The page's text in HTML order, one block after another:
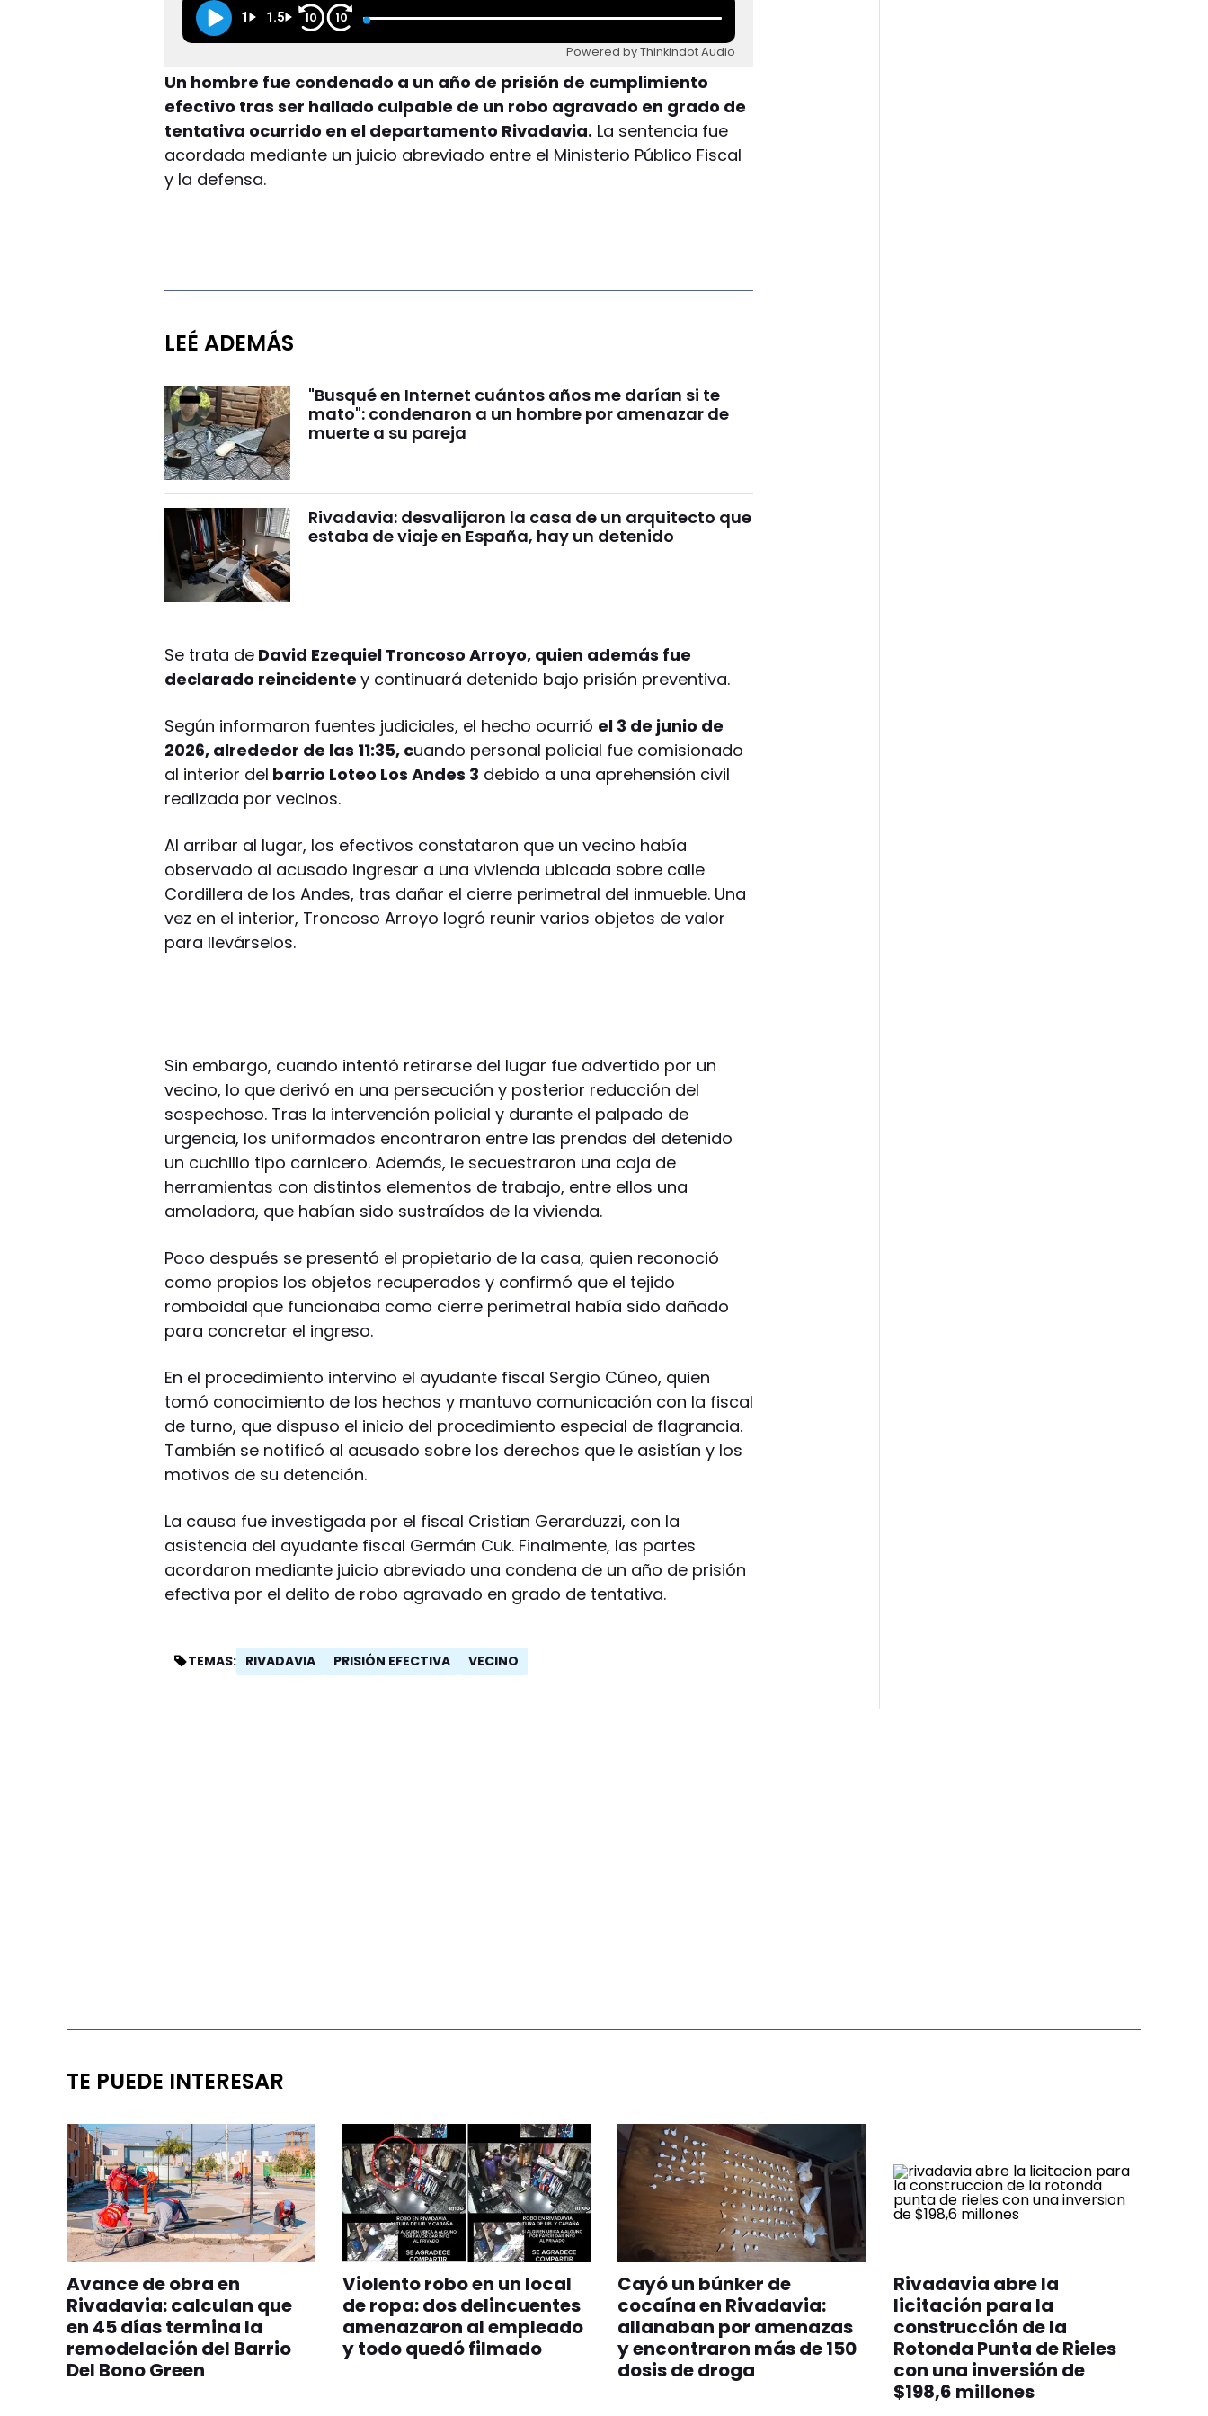
1 1.5 10 10
Powered by Thinkindot Audio
Un hombre fue condenado a un año de prisión de cumplimiento
efectivo tras ser hallado culpable de un robo agravado en grado de
tentativa ocurrido en el departamento Rivadavia. La sentencia fue
acordada mediante un juicio abreviado entre el Ministerio Público Fiscal
y la defensa.
LEÉ ADEMÁS
"Busqué en Internet cuántos años me darían si te
mato": condenaron a un hombre por amenazar de
muerte a su pareja
Rivadavia: desvalijaron la casa de un arquitecto que
estaba de viaje en España, hay un detenido
Se trata de David Ezequiel Troncoso Arroyo, quien además fue
declarado reincidentey continuará detenido bajo prisión preventiva.
Según informaron fuentes judiciales, el hecho ocurrió el 3 de junio de
2026, alrededor de las 11:35, cuando personal policial fue comisionado
al interior del barrio Loteo Los Andes 3 debido a una aprehensión civil
realizada por vecinos.
Al arribar al lugar, los efectivos constataron que un vecino había
observado al acusado ingresar a una vivienda ubicada sobre calle
Cordillera de los Andes, tras dañar el cierre perimetral del inmueble. Una
vez en el interior, Troncoso Arroyo logró reunir varios objetos de valor
para llevárselos.
Sin embargo, cuando intentó retirarse del lugar fue advertido por un
vecino, lo que derivó en una persecución y posterior reducción del
sospechoso. Tras la intervención policial y durante el palpado de
urgencia, los uniformados encontraron entre las prendas del detenido
un cuchillo tipo carnicero. Además, le secuestraron una caja de
herramientas con distintos elementos de trabajo, entre ellos una
amoladora, que habían sido sustraídos de la vivienda.
Poco después se presentó el propietario de la casa, quien reconoció
como propios los objetos recuperados y confirmó que el tejido
romboidal que funcionaba como cierre perimetral había sido dañado
para concretar el ingreso.
En el procedimiento intervino el ayudante fiscal Sergio Cúneo, quien
tomó conocimiento de los hechos y mantuvo comunicación con la fiscal
de turno, que dispuso el inicio del procedimiento especial de flagrancia.
También se notificó al acusado sobre los derechos que le asistían y los
motivos de su detención.
La causa fue investigada por el fiscal Cristian Gerarduzzi, con la
asistencia del ayudante fiscal Germán Cuk. Finalmente, las partes
acordaron mediante juicio abreviado una condena de un año de prisión
efectiva por el delito de robo agravado en grado de tentativa.
TEMAS: RIVADAVIA PRISIÓN EFECTIVA VECINO
TE PUEDE INTERESAR
Avance de obra en
Rivadavia: calculan que
en 45 días termina la
remodelación del Barrio
Del Bono Green
Violento robo en un local
de ropa: dos delincuentes
amenazaron al empleado
y todo quedó filmado
Cayó un búnker de
cocaína en Rivadavia:
allanaban por amenazas
y encontraron más de 150
dosis de droga
Rivadavia abre la
licitación para la
construcción de la
Rotonda Punta de Rieles
con una inversión de
$198,6 millones